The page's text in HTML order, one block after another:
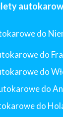
do
do
do
do
do